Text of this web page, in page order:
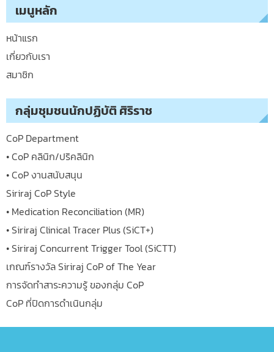
เมนูหลัก
หน้าแรก
เกี่ยวกับเรา
สมาชิก
กลุ่มชุมชนนักปฏิบัติ ศิริราช
CoP Department
• CoP คลินิก/ปริคลินิก
• CoP งานสนับสนุน
Siriraj CoP Style
• Medication Reconciliation (MR)
• Siriraj Clinical Tracer Plus (SiCT+)
• Siriraj Concurrent Trigger Tool (SiCTT)
เกณฑ์รางวัล Siriraj CoP of The Year
การจัดทำสาระความรู้ ของกลุ่ม CoP
CoP ที่ปิดการดำเนินกลุ่ม